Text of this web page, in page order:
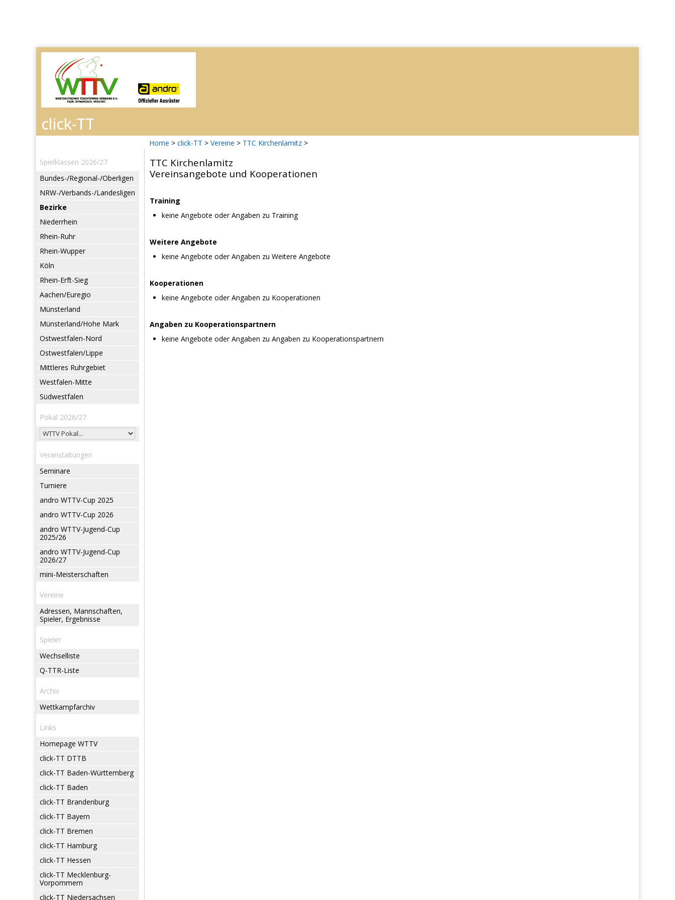
Home > click-TT > Vereine > TTC Kirchenlamitz >
Spielklassen 2026/27
Bundes-/Regional-/Oberligen
NRW-/Verbands-/Landesligen
Bezirke
Niederrhein
Rhein-Ruhr
Rhein-Wupper
Köln
Rhein-Erft-Sieg
Aachen/Euregio
Münsterland
Münsterland/Hohe Mark
Ostwestfalen-Nord
Ostwestfalen/Lippe
Mittleres Ruhrgebiet
Westfalen-Mitte
Südwestfalen
Pokal 2026/27
Veranstaltungen
Seminare
Turniere
andro WTTV-Cup 2025
andro WTTV-Cup 2026
andro WTTV-Jugend-Cup
2025/26
andro WTTV-Jugend-Cup
2026/27
mini-Meisterschaften
Vereine
Adressen, Mannschaften,
Spieler, Ergebnisse
Spieler
Wechselliste
Q-TTR-Liste
Archiv
Wettkampfarchiv
Links
Homepage WTTV
click-TT DTTB
click-TT Baden-Württemberg
click-TT Baden
click-TT Brandenburg
click-TT Bayern
click-TT Bremen
click-TT Hamburg
click-TT Hessen
click-TT Mecklenburg-
Vorpommern
click-TT Niedersachsen
TTC Kirchenlamitz
Vereinsangebote und Kooperationen
Training
keine Angebote oder Angaben zu Training
Weitere Angebote
keine Angebote oder Angaben zu Weitere Angebote
Kooperationen
keine Angebote oder Angaben zu Kooperationen
Angaben zu Kooperationspartnern
keine Angebote oder Angaben zu Angaben zu Kooperationspartnern